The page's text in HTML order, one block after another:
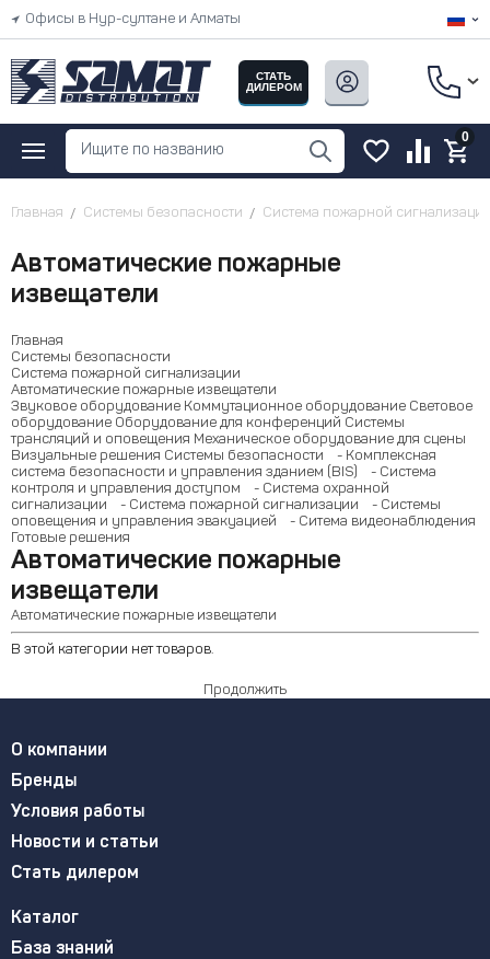
Офисы в Нур-султане и Алматы
СТАТЬ
ДИЛЕРОМ
0
Главная Системы безопасности Система пожарной
Автоматические пожарные
извещатели
Главная
Системы безопасности
Система пожарной сигнализации
Автоматические пожарные извещатели
Звуковое оборудование Коммутационное оборудование Световое
оборудование Оборудование для конференций Системы
трансляций и оповещения Механическое оборудование для сцены
Визуальные решения Системы безопасности
- Комплексная
система безопасности и управления зданием (BIS)
- Система
контроля и управления доступом
- Система охранной
сигнализации
- Система пожарной сигнализации
- Системы
оповещения и управления эвакуацией
- Ситема видеонаблюдения
Готовые решения
Автоматические пожарные
извещатели
Автоматические пожарные извещатели
В этой категории нет товаров.
Продолжить
О компании
Бренды
Условия работы
Новости и статьи
Стать дилером
Каталог
База знаний